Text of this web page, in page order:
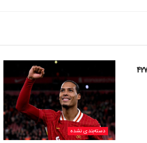
دسته‌بندی نشده